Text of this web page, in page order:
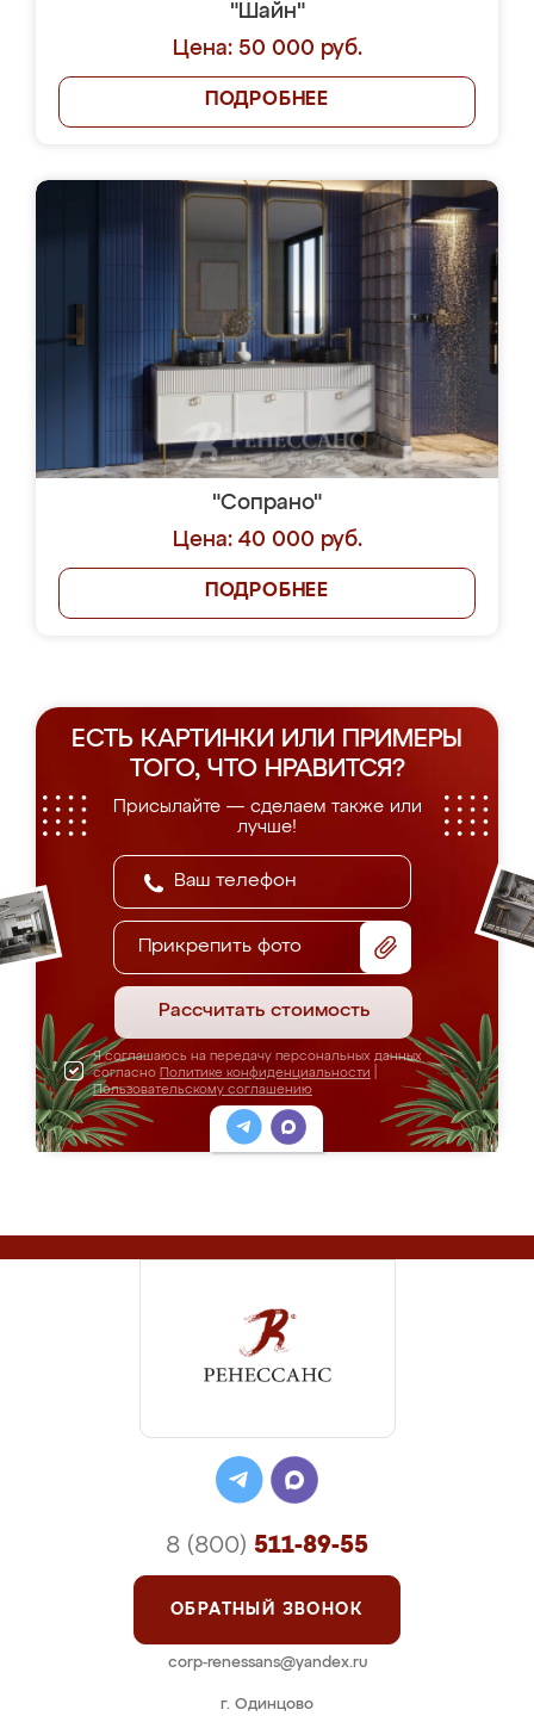
"Шайн"
Цена: 50 000 руб.
ПОДРОБНЕЕ
"Сопрано"
Цена: 40 000 руб.
ПОДРОБНЕЕ
ЕСТЬ КАРТИНКИ ИЛИ ПРИМЕРЫ
ТОГО, ЧТО НРАВИТСЯ?
Присылайте — сделаем также или
лучше!
Прикрепить фото
Рассчитать стоимость
Я соглашаюсь на передачу персональных данных
согласно Политике конфиденциальности
Пользовательскому соглашению
г. Одинцово
8 (800) 511-89-55
ОБРАТНЫЙ ЗВОНОК
corp-renessans@yandex.ru